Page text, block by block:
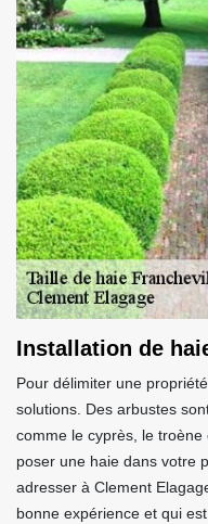
Installation de
Pour délimiter une
solutions. Des arbustes
comme le cyprès, le
poser une haie dans votre
adresser à Clement
bonne expérience et qui